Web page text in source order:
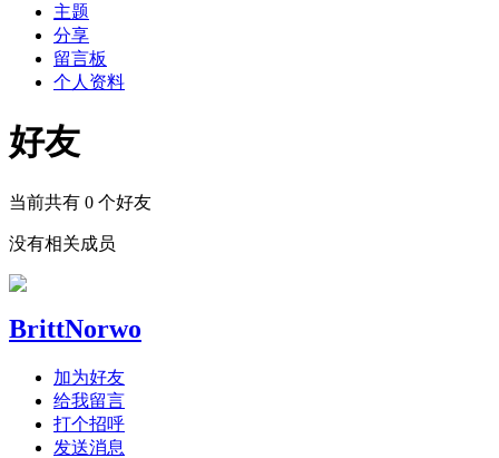
主题
分享
留言板
个人资料
好友
当前共有 0 个好友
没有相关成员
BrittNorwo
加为好友
给我留言
打个招呼
发送消息